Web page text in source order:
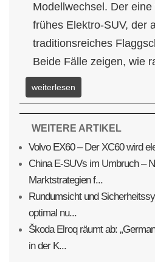
Modellwechsel. Der
frühes Elektro-SUV, der
traditionsreiches
Beide Fälle zeigen, wie
weiterlesen
WEITERE ARTIKEL
Volvo EX60 – Der XC60 wird
China E-SUVs im Umbruch –
Marktstrategien f...
Rundumsicht und
optimal nu...
Škoda Elroq räumt ab:
in der K...